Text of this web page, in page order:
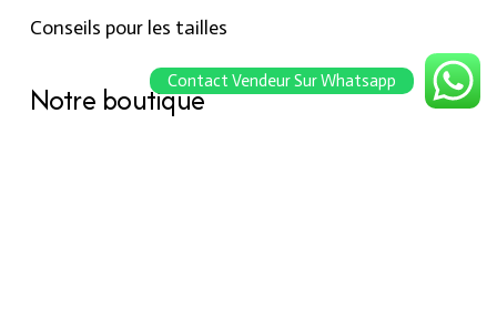
Conseils pour les tailles
Notre boutiqueContact Vendeur Sur Whatsapp